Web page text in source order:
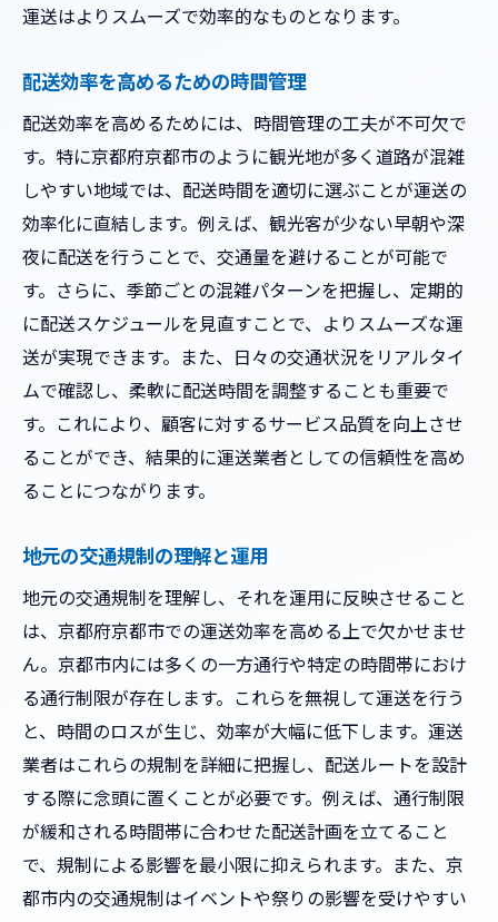
顧客満足度向上に資する小型車両の役割
歴史的街並みを守るための運送配慮
文化財保護区域での特別ルート計画
観光名所周辺での配送ルート調整例
地元住民への影響を考慮したルート選択
歴史的街並みに合わせた車両サイズの選定
持続可能な運送を目指すルート戦略
混雑を避けるための運送時間帯選びの重要性
混雑を回避するための配送時間の最適化
夜間配送のメリットと課題
ピーク時間を避けた効率的な運送計画
運転手の労働条件を考慮した時間設定
交通量データを活用した時間帯分析
顧客ニーズに応じた時間帯選びの柔軟性
地元の交通規制とイベント情報を活用した運送
管理
交通規制情報を活用したリアルタイム運送
調整
イベント開催時の特別運送計画の立案
地元自治体との協力による円滑な運送
臨時交通措置に対応する運送戦略
イベント参加者の流れを利用した配送方法
交通規制緩和に向けた提言と実践
迅速で確実な運送を可能にする京都市内の効率
運送はよりスムーズで効率的なものとなります。
配送効率を高めるための時間管理
配送効率を高めるためには、時間管理の工夫が不可欠で
す。特に京都府京都市のように観光地が多く道路が混雑
しやすい地域では、配送時間を適切に選ぶことが運送の
効率化に直結します。例えば、観光客が少ない早朝や深
夜に配送を行うことで、交通量を避けることが可能で
す。さらに、季節ごとの混雑パターンを把握し、定期的
に配送スケジュールを見直すことで、よりスムーズな運
送が実現できます。また、日々の交通状況をリアルタイ
ムで確認し、柔軟に配送時間を調整することも重要で
す。これにより、顧客に対するサービス品質を向上させ
ることができ、結果的に運送業者としての信頼性を高め
ることにつながります。
地元の交通規制の理解と運用
地元の交通規制を理解し、それを運用に反映させること
は、京都府京都市での運送効率を高める上で欠かせませ
ん。京都市内には多くの一方通行や特定の時間帯におけ
る通行制限が存在します。これらを無視して運送を行う
と、時間のロスが生じ、効率が大幅に低下します。運送
業者はこれらの規制を詳細に把握し、配送ルートを設計
する際に念頭に置くことが必要です。例えば、通行制限
が緩和される時間帯に合わせた配送計画を立てること
で、規制による影響を最小限に抑えられます。また、京
都市内の交通規制はイベントや祭りの影響を受けやすい